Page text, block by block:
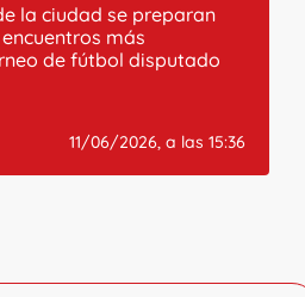
la ciudad se preparan
más
de fútbol disputado
11/06/2026, a las 15:36